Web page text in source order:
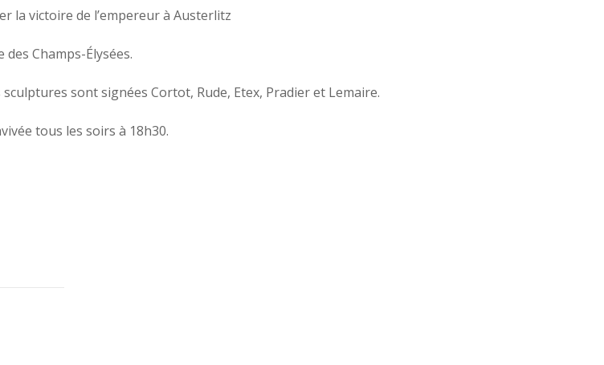
la victoire de l’empereur à Austerlitz
Champs-Élysées.
sont signées Cortot, Rude, Etex, Pradier et Lemaire.
tous les soirs à 18h30.